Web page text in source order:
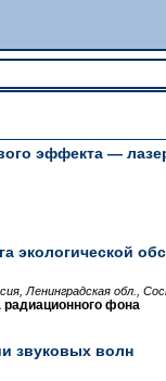
эффекта —
экологической
Ленинградская обл.,
фона
звуковых волн